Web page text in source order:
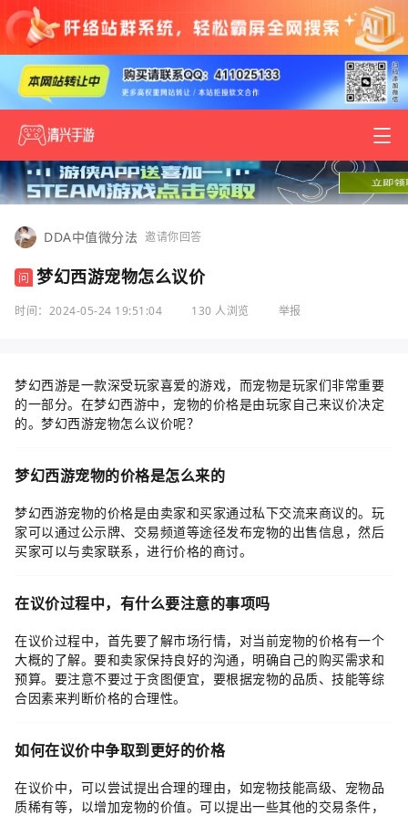
DDA中值微分法 邀请你回答
问 梦幻西游宠物怎么议价
时间：2024-05-24 19:51:04 130 人浏览 举报
梦幻西游是一款深受玩家喜爱的游戏，而宠物是玩家们非常重要
的一部分。在梦幻西游中，宠物的价格是由玩家自己来议价决定
的。梦幻西游宠物怎么议价呢？
梦幻西游宠物的价格是怎么来的
梦幻西游宠物的价格是由卖家和买家通过私下交流来商议的。玩
家可以通过公示牌、交易频道等途径发布宠物的出售信息，然后
买家可以与卖家联系，进行价格的商讨。
在议价过程中，有什么要注意的事项吗
在议价过程中，首先要了解市场行情，对当前宠物的价格有一个
大概的了解。要和卖家保持良好的沟通，明确自己的购买需求和
预算。要注意不要过于贪图便宜，要根据宠物的品质、技能等综
合因素来判断价格的合理性。
如何在议价中争取到更好的价格
在议价中，可以尝试提出合理的理由，如宠物技能高级、宠物品
质稀有等，以增加宠物的价值。可以提出一些其他的交易条件，